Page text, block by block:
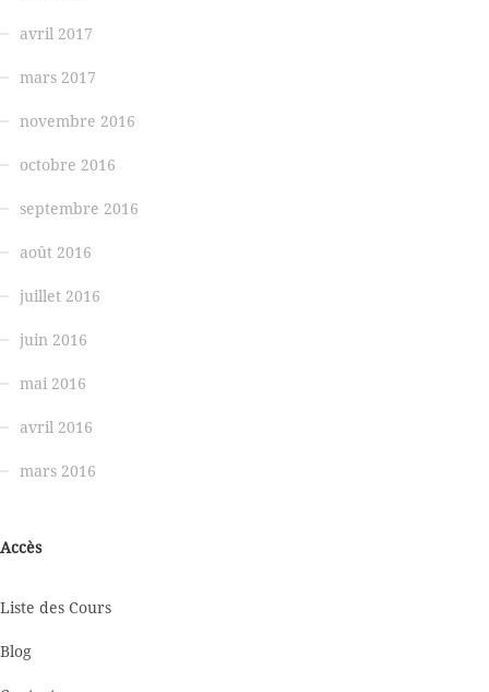
avril 2017
mars 2017
novembre 2016
octobre 2016
septembre 2016
août 2016
juillet 2016
juin 2016
mai 2016
avril 2016
mars 2016
Accès
Liste des Cours
Blog